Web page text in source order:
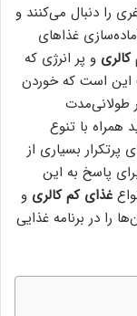
را دنبال می‌کنند و
غذاهای
و پر انرژی که
این است که خوردن
طولانی‌مدت
با تنوع
بسیاری از
پاسخ به این
غذای کم کالری و
را در برنامه غذایی